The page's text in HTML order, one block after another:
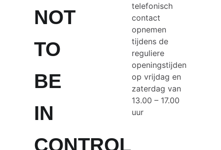
NOT
TO
BE
IN
CONTROL
telefonisch
contact
opnemen
tijdens de
reguliere
openingstijden
op vrijdag en
zaterdag van
13.00 – 17.00
uur